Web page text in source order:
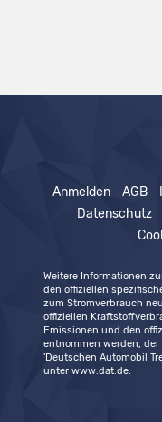
Anmelden AGB
Datenschutz
Weitere Informationen
den offiziellen
zum Stromverbrauch
offiziellen
Emissionen und den
entnommen werden,
'Deutschen Automobil
unter www.dat.de.